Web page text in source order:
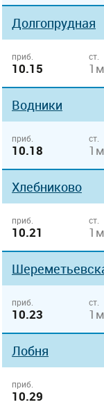
Долгопрудная
приб.
10.15
ст.
1м
Водники
приб.
10.18
ст.
1м
Хлебниково
приб.
10.21
ст.
1м
приб.
10.23
ст.
1м
Лобня
приб.
10.29